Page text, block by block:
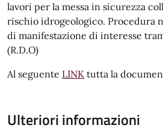
lavori per la messa in sicurezza
rischio idrogeologico. Procedura
di manifestazione di interesse
(R.D.O)
Al seguente LINK tutta la
Ulteriori informazioni